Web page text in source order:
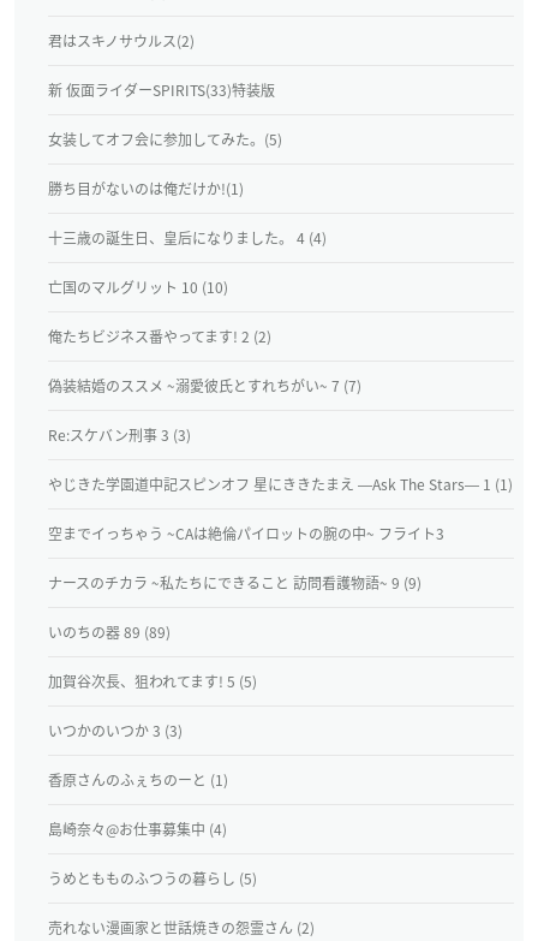
君はスキノサウルス(2)
新 仮面ライダーSPIRITS(33)特装版
女装してオフ会に参加してみた。(5)
勝ち目がないのは俺だけか!(1)
十三歳の誕生日、皇后になりました。 4 (4)
亡国のマルグリット 10 (10)
俺たちビジネス番やってます! 2 (2)
偽装結婚のススメ ~溺愛彼氏とすれちがい~ 7 (7)
Re:スケバン刑事 3 (3)
やじきた学園道中記スピンオフ 星にききたまえ ―Ask The Stars― 1 (1)
空までイっちゃう ~CAは絶倫パイロットの腕の中~ フライト3
ナースのチカラ ~私たちにできること 訪問看護物語~ 9 (9)
いのちの器 89 (89)
加賀谷次長、狙われてます! 5 (5)
いつかのいつか 3 (3)
香原さんのふぇちのーと (1)
島崎奈々@お仕事募集中 (4)
うめともものふつうの暮らし (5)
売れない漫画家と世話焼きの怨霊さん (2)